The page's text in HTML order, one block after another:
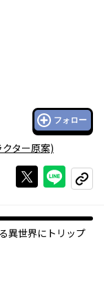
フォロー
ター原案)
Xで投稿する
ライン
コピー
異世界にトリップ